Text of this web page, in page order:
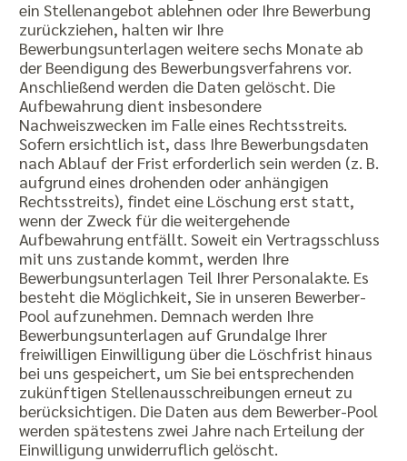
ein Stellenangebot ablehnen oder Ihre Bewerbung
zurückziehen, halten wir Ihre
Bewerbungsunterlagen weitere sechs Monate ab
der Beendigung des Bewerbungsverfahrens vor.
Anschließend werden die Daten gelöscht. Die
Aufbewahrung dient insbesondere
Nachweiszwecken im Falle eines Rechtsstreits.
Sofern ersichtlich ist, dass Ihre Bewerbungsdaten
nach Ablauf der Frist erforderlich sein werden (z. B.
aufgrund eines drohenden oder anhängigen
Rechtsstreits), findet eine Löschung erst statt,
wenn der Zweck für die weitergehende
Aufbewahrung entfällt. Soweit ein Vertragsschluss
mit uns zustande kommt, werden Ihre
Bewerbungsunterlagen Teil Ihrer Personalakte. Es
besteht die Möglichkeit, Sie in unseren Bewerber-
Pool aufzunehmen. Demnach werden Ihre
Bewerbungsunterlagen auf Grundalge Ihrer
freiwilligen Einwilligung über die Löschfrist hinaus
bei uns gespeichert, um Sie bei entsprechenden
zukünftigen Stellenausschreibungen erneut zu
berücksichtigen. Die Daten aus dem Bewerber-Pool
werden spätestens zwei Jahre nach Erteilung der
Einwilligung unwiderruflich gelöscht.